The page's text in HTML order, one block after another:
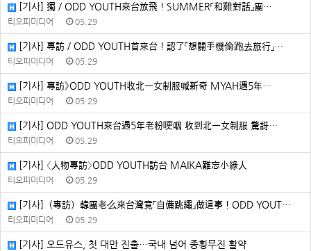
[기사] 獨／ODD YOUTH來台放飛！SUMMER「和雞對話」團…
티오피미디어 05.29
[기사] 專訪／ODD YOUTH首來台！認了「想關手機偷跑去旅行」…
티오피미디어 05.29
[기사] 專訪》ODD YOUTH收北一女制服喊新奇 MYAH遇5年…
티오피미디어 05.29
[기사] ODD YOUTH來台遇5年老粉哽咽 收到北一女制服 驚訝…
티오피미디어 05.29
[기사] 〈人物專訪〉ODD YOUTH訪台 MAIKA難忘小綠人
티오피미디어 05.29
[기사]（專訪）韓團老么來台灣竟「自備跳繩」做這事！ODD YOUT…
티오피미디어 05.29
[기사] 오드유스, 첫 대만 진출…국내 넘어 종횡무진 활약